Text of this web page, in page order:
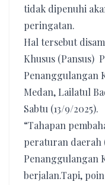
tidak dipenuhi
peringatan.
Hal tersebut
Khusus (Pansus)
Penanggulangan
Medan, Lailatul
Sabtu (13/9/2025).
“Tahapan
peraturan daerah
Penanggulangan
berjalan.Tapi,